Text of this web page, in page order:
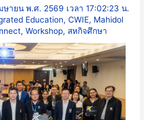
ษายน พ.ศ. 2569 เวลา 17:02:23 น.
Education,CWIE, Mahidol
,Workshop, สหกิจศึกษา